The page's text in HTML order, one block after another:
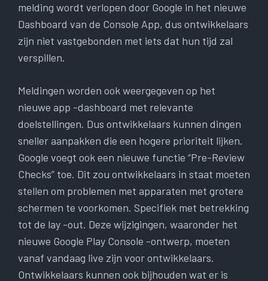
melding wordt verlopen door Google in het nieuwe
Dashboard van de Console App, dus ontwikkelaars
zijn niet vastgebonden met iets dat hun tijd zal
verspillen.
Meldingen worden ook weergegeven op het
nieuwe app -dashboard met relevante
doelstellingen. Dus ontwikkelaars kunnen dingen
sneller aanpakken die een hogere prioriteit lijken.
Google voegt ook een nieuwe functie “Pre-Review
Checks” toe. Dit zou ontwikkelaars in staat moeten
stellen om problemen met apparaten met grotere
schermen te voorkomen. Specifiek met betrekking
tot de lay -out. Deze wijzigingen, waaronder het
nieuwe Google Play Console -ontwerp, moeten
vanaf vandaag live zijn voor ontwikkelaars.
Ontwikkelaars kunnen ook bijhouden wat er is